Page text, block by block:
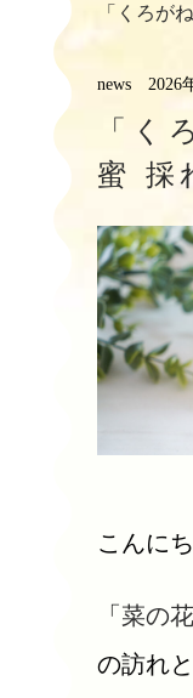
「くろが
news 2026
「く
蜜 採
こんに
「 菜の花
の訪れ